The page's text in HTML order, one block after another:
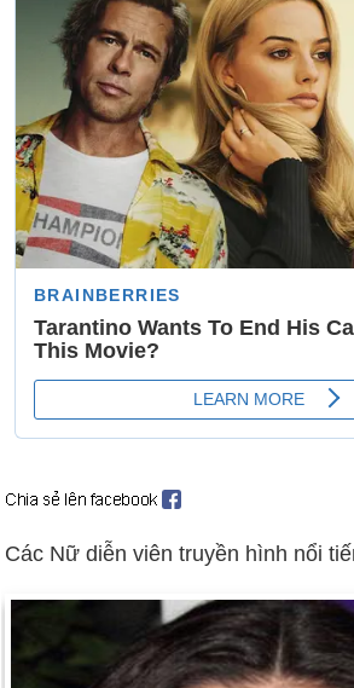
Constantine II của Hy Lạp.
Trung Quốc Cộng sản tuyên bố cho nổ
tiên của họ (ngày 17 tháng 6).
Hoa Kỳ và Liên Xô đề xuất một hiệp
khí hạt nhân. Bối cảnh: giải trừ vũ khí hạt
Ngày sinh Emma Kennedy
Ngày 28-5 năm 1863: Robert Gould
đoàn toàn người da đen đầu tiên của
Nội chiến.
Ngày 28-5 năm 1929:Bức tranh nói
đầu tiên, On With the Show !, đã ra mắt.
Ngày 28-5 năm 1934:Nhóm ngũ tấu
Canada.
lượt chuyển đến Los Angeles và San
dân New York vẫn chưa khỏi bệnh. Xem
Ngày 28-5 năm 1987:Mathias Rust,
từ Tây Đức, đã hạ cánh máy bay riêng
Quảng trường Đỏ ở Moscow. Anh ta bị
Các Nữ diễn viên truyền hình nổi